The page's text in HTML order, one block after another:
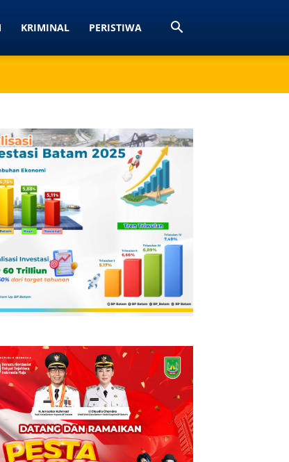
KRIMINAL PERISTIWA